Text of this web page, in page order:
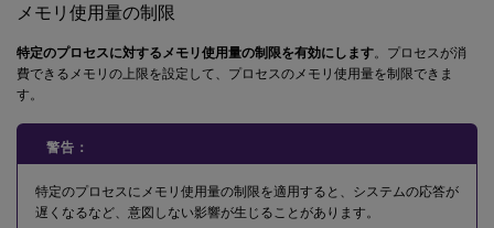
メモリ使用量の制限
特定のプロセスに対するメモリ使用量の制限を有効にします。プロセスが消
費できるメモリの上限を設定して、プロセスのメモリ使用量を制限できま
す。
警告：
特定のプロセスにメモリ使用量の制限を適用すると、システムの応答が
遅くなるなど、意図しない影響が生じることがあります。